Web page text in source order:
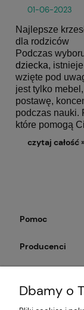
01-06-2023
Najlepsze
dla rodziców
Podczas
dziecka,
wzięte pod
jest tylko
postawę,
podczas nauki.
które pomogą
czytaj całość
Pomoc
Producenci
Na skróty
Dbamy o